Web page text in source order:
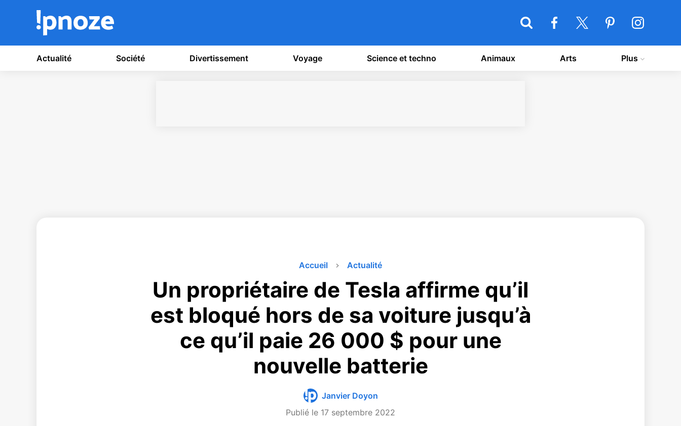
Actualité Société Divertissement Voyage Science et techno Animaux Arts Plus
Accueil Actualité
Un propriétaire de Tesla affirme qu’il
est bloqué hors de sa voiture jusqu’à
ce qu’il paie 26 000 $ pour une
nouvelle batterie
Janvier Doyon
Publié le 17 septembre 2022